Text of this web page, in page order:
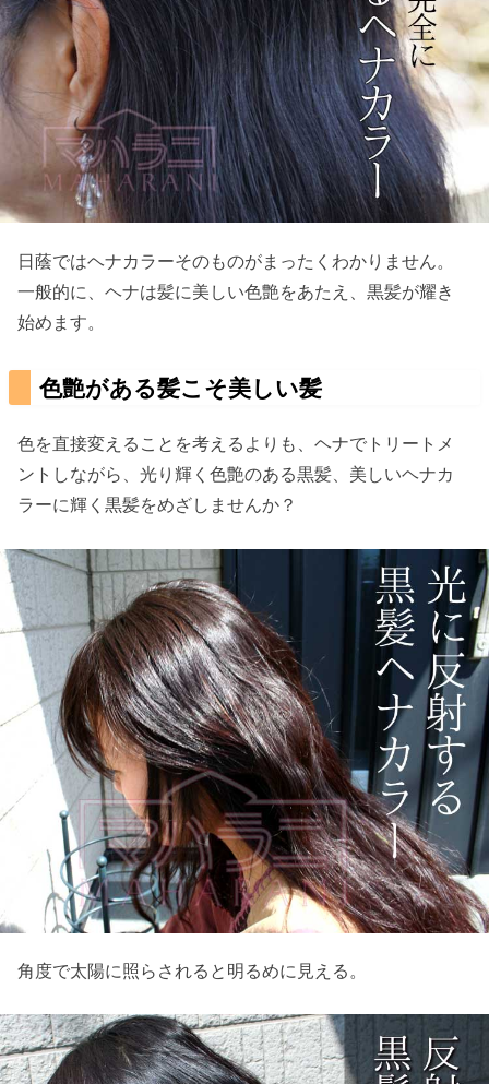
日蔭ではヘナカラーそのものがまったくわかりません。
一般的に、ヘナは髪に美しい色艶をあたえ、黒髪が耀き
始めます。
色艶がある髪こそ美しい髪
色を直接変えることを考えるよりも、ヘナでトリートメ
ントしながら、光り輝く色艶のある黒髪、美しいヘナカ
ラーに輝く黒髪をめざしませんか？
角度で太陽に照らされると明るめに見える。